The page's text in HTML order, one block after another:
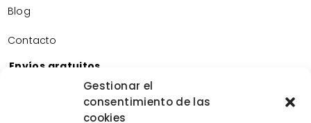
Gestionar el
consentimiento de las
cookies
Blog
Contacto
Envíos gratuitos
Envíos gratuitos por la compra de más de 60€.
Devoluciones gratuitas
Devoluciones gratuitas en nuestra tienda física.